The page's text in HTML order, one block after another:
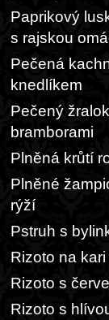
Paprikový
s rajskou
Pečená
knedlíkem
Pečený
bramborami
Plněná krůtí
Plněné
rýží
Pstruh s
Rizoto na
Rizoto s
Rizoto s